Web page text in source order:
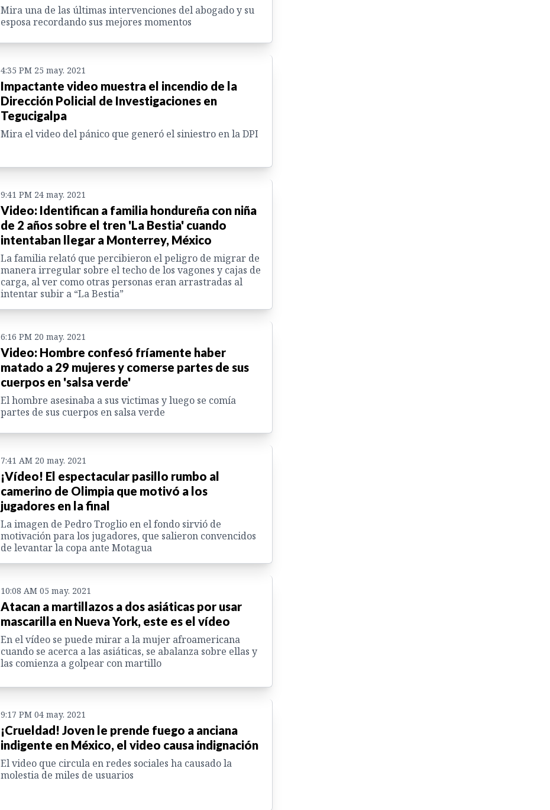
Mira una de las últimas intervenciones del abogado y su
esposa recordando sus mejores momentos
4:35 PM 25 may. 2021
Impactante video muestra el incendio de la
Dirección Policial de Investigaciones en
Tegucigalpa
Mira el video del pánico que generó el siniestro en la DPI
9:41 PM 24 may. 2021
Video: Identifican a familia hondureña con niña
de 2 años sobre el tren 'La Bestia' cuando
intentaban llegar a Monterrey, México
La familia relató que percibieron el peligro de migrar de
manera irregular sobre el techo de los vagones y cajas de
carga, al ver como otras personas eran arrastradas al
intentar subir a “La Bestia”
6:16 PM 20 may. 2021
Video: Hombre confesó fríamente haber
matado a 29 mujeres y comerse partes de sus
cuerpos en 'salsa verde'
El hombre asesinaba a sus victimas y luego se comía
partes de sus cuerpos en salsa verde
7:41 AM 20 may. 2021
¡Vídeo! El espectacular pasillo rumbo al
camerino de Olimpia que motivó a los
jugadores en la final
La imagen de Pedro Troglio en el fondo sirvió de
motivación para los jugadores, que salieron convencidos
de levantar la copa ante Motagua
10:08 AM 05 may. 2021
Atacan a martillazos a dos asiáticas por usar
mascarilla en Nueva York, este es el vídeo
En el vídeo se puede mirar a la mujer afroamericana
cuando se acerca a las asiáticas, se abalanza sobre ellas y
las comienza a golpear con martillo
9:17 PM 04 may. 2021
¡Crueldad! Joven le prende fuego a anciana
indigente en México, el video causa indignación
El video que circula en redes sociales ha causado la
molestia de miles de usuarios